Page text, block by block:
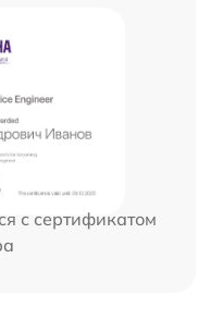
с сертификатом